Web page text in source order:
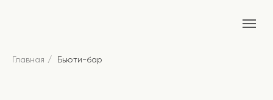
Главная / Бьюти-бар